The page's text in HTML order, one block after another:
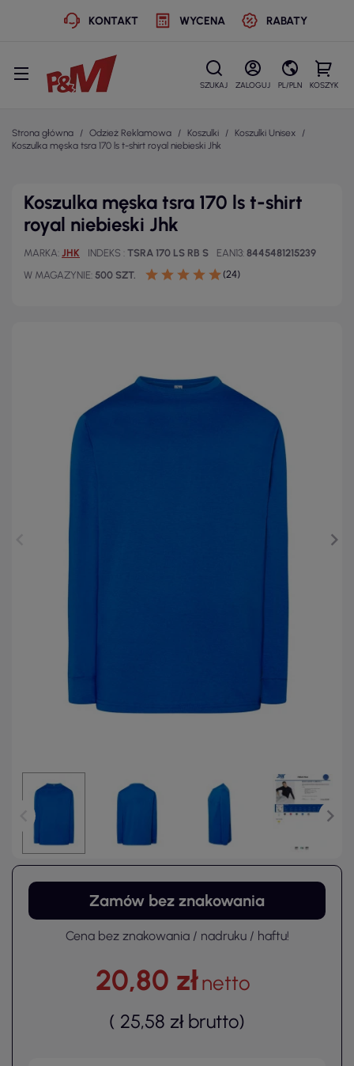
KONTAKT WYCENA RABATY
SZUKAJ ZALOGUJ PL/PLN KOSZYK
Strona główna Odzież Reklamowa Koszulki
Koszulki Unisex
Koszulka męska tsra 170 ls t-shirt royal niebieski Jhk
Koszulka męska tsra 170 ls t-shirt
royal niebieski Jhk
MARKA JHK INDEKS TSRA 170 LS RB S EAN13 8445481215239
W MAGAZYNIE 500 SZT. (24)
Zamów bez znakowania
Cena bez znakowania / nadruku / haftu!
20,80 złnetto
( 25,58 zł brutto)